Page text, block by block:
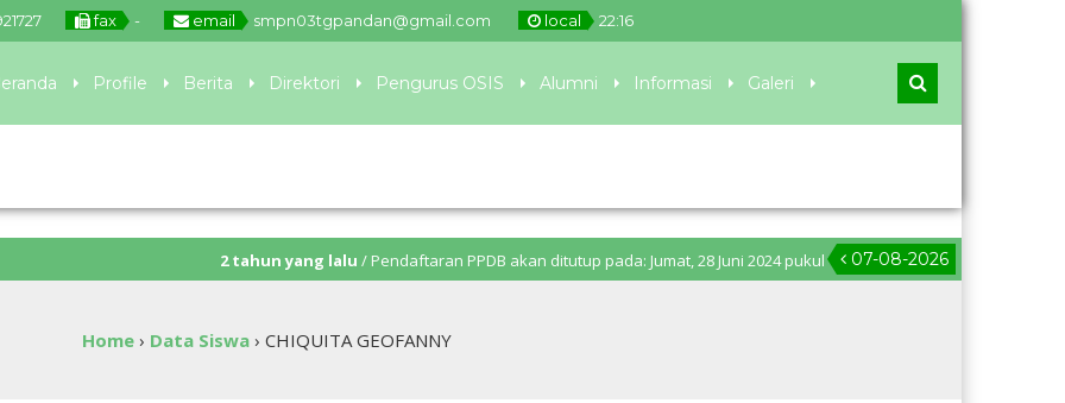
fax - email smpn03tgpandan@gmail.com local 22:16
Profile Berita Direktori Pengurus OSIS Alumni Informasi Galeri
07-08-2026
2 tahun yang lalu/ Pendaftaran PPDB akan ditutup pada: Jumat, 28 Juni 2024 pukul 11.00 WIB. Pengumuman PPDB: Senin, 1
Home› Data Siswa› CHIQUITA GEOFANNY